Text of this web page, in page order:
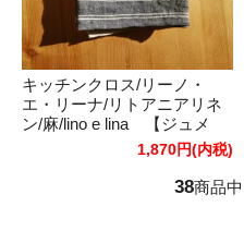
キッチンクロス/リーノ・
エ・リーナ/リトアニアリネ
ン/麻/lino e lina 【ジュメ
ル】ダークブルー1,870円(内税)
38商品中